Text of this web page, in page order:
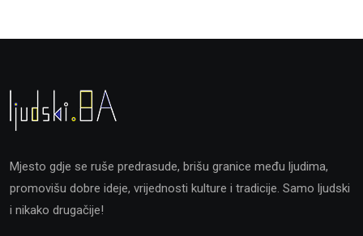
Mjesto gdje se ruše predrasude, brišu granice među ljudima,
promovišu dobre ideje, vrijednosti kulture i tradicije. Samo ljudski
i nikako drugačije!